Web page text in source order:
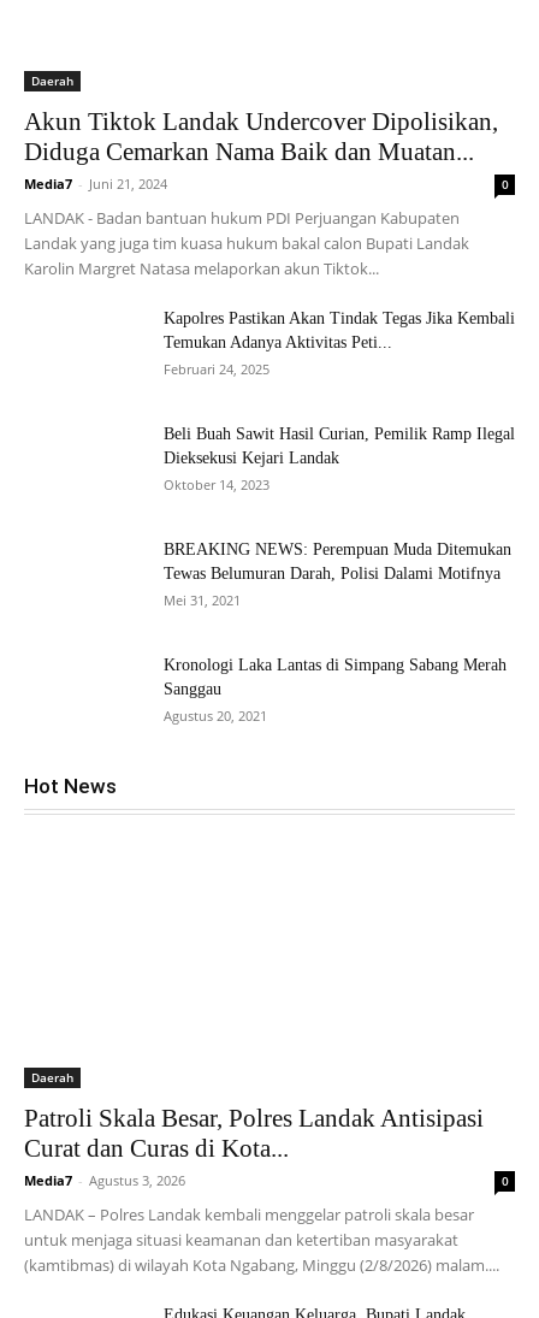
Daerah
Akun Tiktok Landak Undercover Dipolisikan,
Diduga Cemarkan Nama Baik dan Muatan...
Media7 - Juni 21, 2024 0
LANDAK - Badan bantuan hukum PDI Perjuangan Kabupaten
Landak yang juga tim kuasa hukum bakal calon Bupati Landak
Karolin Margret Natasa melaporkan akun Tiktok...
Kapolres Pastikan Akan Tindak Tegas Jika Kembali
Temukan Adanya Aktivitas Peti...
Februari 24, 2025
Beli Buah Sawit Hasil Curian, Pemilik Ramp Ilegal
Dieksekusi Kejari Landak
Oktober 14, 2023
BREAKING NEWS: Perempuan Muda Ditemukan
Tewas Belumuran Darah, Polisi Dalami Motifnya
Mei 31, 2021
Kronologi Laka Lantas di Simpang Sabang Merah
Sanggau
Agustus 20, 2021
Hot News
Daerah
Patroli Skala Besar, Polres Landak Antisipasi
Curat dan Curas di Kota...
Media7 - Agustus 3, 2026 0
LANDAK – Polres Landak kembali menggelar patroli skala besar
untuk menjaga situasi keamanan dan ketertiban masyarakat
(kamtibmas) di wilayah Kota Ngabang, Minggu (2/8/2026) malam....